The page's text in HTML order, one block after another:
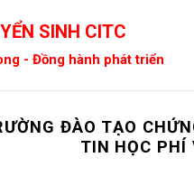
SINH CITC
- Đồng hành phát triển
ĐÀO TẠO
TIN HỌC PHÍ